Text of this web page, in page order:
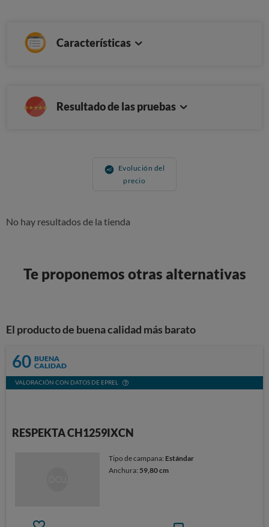
Características
Resultado de las pruebas
Evolución del
precio
No hay resultados de la tienda
Te proponemos otras alternativas
El producto de buena calidad más barato
60 BUENA
CALIDAD
VALORACIÓN CON DATOS DE EPREL
RESPEKTA CH1259IXCN
Tipo de campana: Estándar
Anchura: 59,80 cm